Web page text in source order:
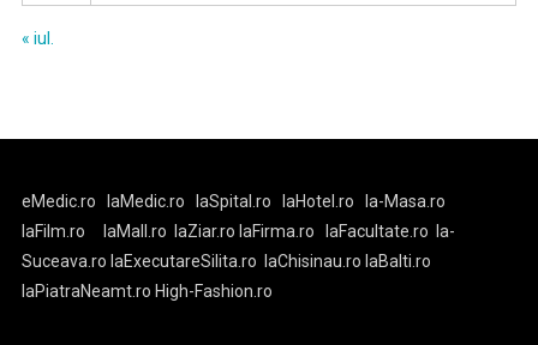
« iul.
eMedic.ro laMedic.ro laSpital.ro laHotel.ro
la-Masa.ro
laFilm.ro
laMall.ro laZiar.rolaFirma.ro laFacultate.ro la-
Suceava.ro laExecutareSilita.ro laChisinau.ro laBalti.ro
laPiatraNeamt.ro High-Fashion.ro